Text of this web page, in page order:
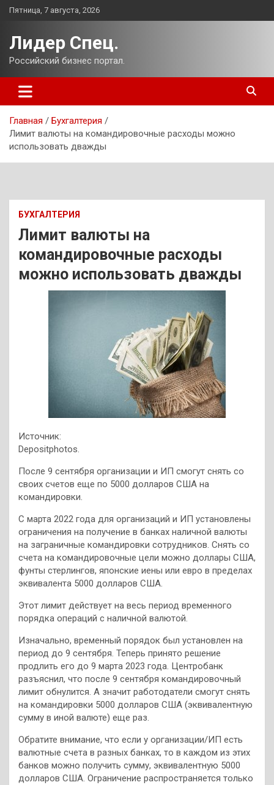
Перейти
Пятница, 7 августа, 2026
Лидер Спец.
Российский бизнес портал.
Главная
Бухгалтерия
Лимит валюты на командировочные расходы можно
использовать дважды
БУХГАЛТЕРИЯ
Лимит валюты на
командировочные расходы
можно использовать дважды
Источник:
Depositphotos.
После 9 сентября организации и ИП смогут снять со
своих счетов еще по 5000 долларов США на
командировки.
С марта 2022 года для организаций и ИП установлены
ограничения на получение в банках наличной валюты
на заграничные командировки сотрудников. Снять со
счета на командировочные цели можно доллары США,
фунты стерлингов, японские иены или евро в пределах
эквивалента 5000 долларов США.
Этот лимит действует на весь период временного
порядка операций с наличной валютой.
Изначально, временный порядок был установлен на
период до 9 сентября. Теперь принято решение
продлить его до 9 марта 2023 года. Центробанк
разъяснил, что после 9 сентября командировочный
лимит обнулится. А значит работодатели смогут снять
на командировки 5000 долларов США (эквивалентную
сумму в иной валюте) еще раз.
Обратите внимание, что если у организации/ИП есть
валютные счета в разных банках, то в каждом из этих
банков можно получить сумму, эквивалентную 5000
долларов США. Ограничение распространяется только